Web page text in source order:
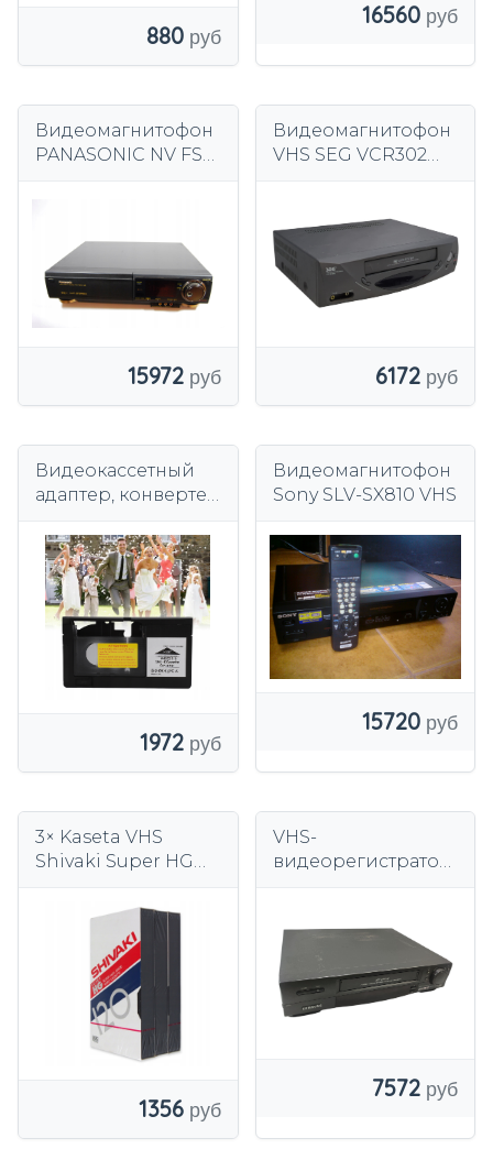
880
16560
Видеомагнитофон
PANASONIC NV FS
15972
Видеомагнитофон
VHS SEG VCR302
6172
Видеокассетный
адаптер, конвертер
VHS
1972
Видеомагнитофон
Sony SLV-SX810 VHS
15720
3× Kaseta VHS
Shivaki Super HG
1356
VHS-
видеорегистратор
7572